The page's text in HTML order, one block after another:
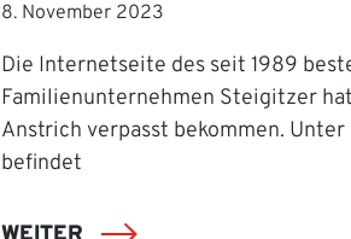
8. November 2023
Die Internetseite des seit 1989
Familienunternehmen Steigitzer
Anstrich verpasst bekommen.
befindet